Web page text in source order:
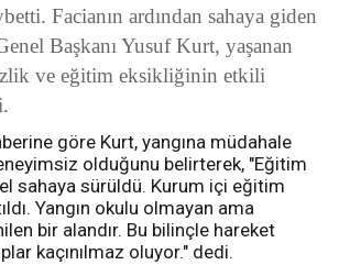
Facianın ardından sahaya giden
Başkanı Yusuf Kurt, yaşanan
ve eğitim eksikliğinin etkili
göre Kurt, yangına müdahale
olduğunu belirterek, "Eğitim
sahaya sürüldü. Kurum içi eğitim
Yangın okulu olmayan ama
bir alandır. Bu bilinçle hareket
kaçınılmaz oluyor." dedi.